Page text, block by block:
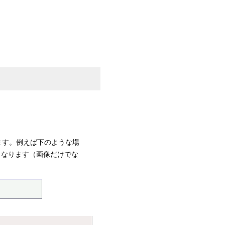
。例えば下のような場
ります（画像だけでな